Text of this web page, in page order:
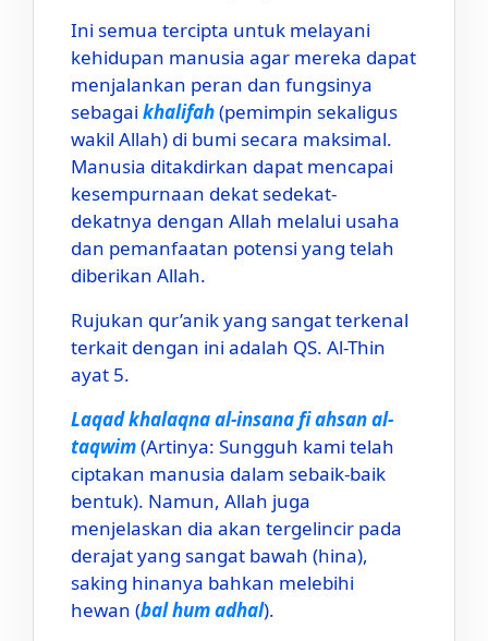
Ini semua tercipta untuk melayani
kehidupan manusia agar mereka dapat
menjalankan peran dan fungsinya
sebagai khalifah(pemimpin sekaligus
wakil Allah) di bumi secara maksimal.
Manusia ditakdirkan dapat mencapai
kesempurnaan dekat sedekat-
dekatnya dengan Allah melalui usaha
dan pemanfaatan potensi yang telah
diberikan Allah.
Rujukan qur’anik yang sangat terkenal
terkait dengan ini adalah QS. Al-Thin
ayat 5.
Laqad khalaqna al-insana fi ahsan al-
taqwim(Artinya: Sungguh kami telah
ciptakan manusia dalam sebaik-baik
bentuk). Namun, Allah juga
menjelaskan dia akan tergelincir pada
derajat yang sangat bawah (hina),
saking hinanya bahkan melebihi
hewan (bal hum adhal).